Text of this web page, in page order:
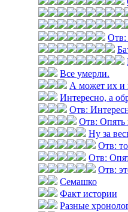
Отв:
Все умерли.
А может их и
Интересно, а
Отв:
Отв: Опять
Ну за
Отв:
Отв:
Отв:
Семашко
Факт истории
Разные